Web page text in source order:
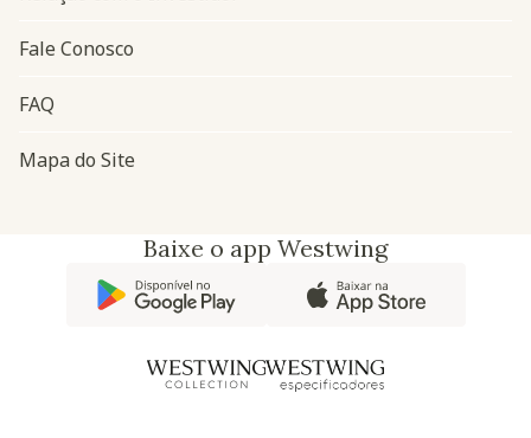
Fale Conosco
FAQ
Mapa do Site
Baixe o app Westwing